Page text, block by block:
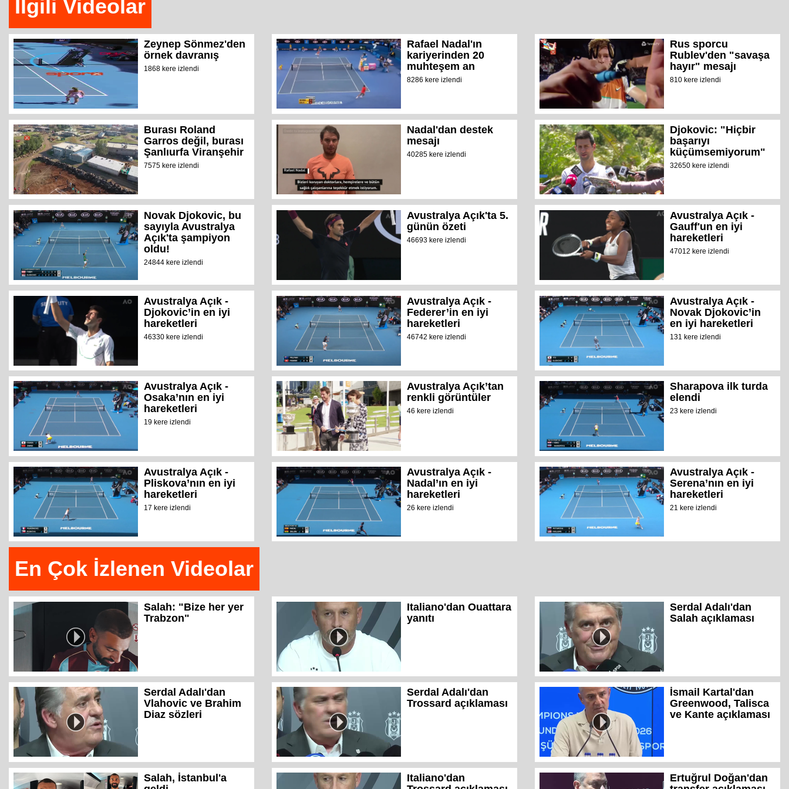
İlgili Videolar
Zeynep Sönmez'den
örnek davranış
1868 kere izlendi
Rafael Nadal'ın
kariyerinden 20
muhteşem an
8286 kere izlendi
Rus sporcu
Rublev'den "savaşa
hayır" mesajı
810 kere izlendi
Burası Roland
Garros değil, burası
Şanlıurfa Viranşehir
7575 kere izlendi
Nadal'dan destek
mesajı
40285 kere izlendi
Djokovic: "Hiçbir
başarıyı
küçümsemiyorum"
32650 kere izlendi
Novak Djokovic, bu
sayıyla Avustralya
Açık'ta şampiyon
oldu!
24844 kere izlendi
Avustralya Açık'ta 5.
günün özeti
46693 kere izlendi
Avustralya Açık -
Gauff'un en iyi
hareketleri
47012 kere izlendi
Avustralya Açık -
Djokovic’in en iyi
hareketleri
46330 kere izlendi
Avustralya Açık -
Federer’in en iyi
hareketleri
46742 kere izlendi
Avustralya Açık -
Novak Djokovic’in
en iyi hareketleri
131 kere izlendi
Avustralya Açık -
Osaka’nın en iyi
hareketleri
19 kere izlendi
Avustralya Açık’tan
renkli görüntüler
46 kere izlendi
Sharapova ilk turda
elendi
23 kere izlendi
Avustralya Açık -
Pliskova’nın en iyi
hareketleri
17 kere izlendi
Avustralya Açık -
Nadal’ın en iyi
hareketleri
26 kere izlendi
Avustralya Açık -
Serena’nın en iyi
hareketleri
21 kere izlendi
En Çok İzlenen Videolar
Salah: "Bize her yer
Trabzon"
Italiano'dan Ouattara
yanıtı
Serdal Adalı'dan
Salah açıklaması
Serdal Adalı'dan
Vlahovic ve Brahim
Diaz sözleri
Serdal Adalı'dan
Trossard açıklaması
İsmail Kartal'dan
Greenwood, Talisca
ve Kante açıklaması
Salah, İstanbul'a
Italiano'dan
Ertuğrul Doğan'dan